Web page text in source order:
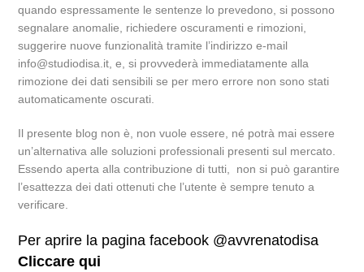
quando espressamente le sentenze lo prevedono, si possono
segnalare anomalie, richiedere oscuramenti e rimozioni,
suggerire nuove funzionalità tramite l’indirizzo e-mail
info@studiodisa.it, e, si provvederà immediatamente alla
rimozione dei dati sensibili se per mero errore non sono stati
automaticamente oscurati.
Il presente blog non è, non vuole essere, né potrà mai essere
un’alternativa alle soluzioni professionali presenti sul mercato.
Essendo aperta alla contribuzione di tutti, non si può garantire
l’esattezza dei dati ottenuti che l’utente è sempre tenuto a
verificare.
Per aprire la pagina facebook @avvrenatodisa
Cliccare qui